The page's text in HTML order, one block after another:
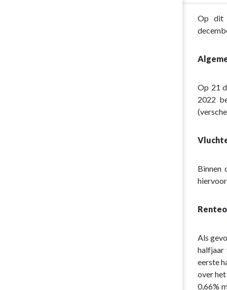
Terug
Programma
Op dit
Op 21
2022
Binnen
Als
halfjaar
eerste
over
0,66%